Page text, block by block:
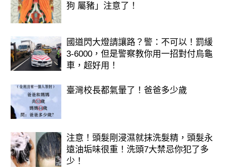
屬馬女
行，所以比較會享福，同時她們也最能
吃苦，生肖馬的女人命中有「右弼」吉
星庇佑，所以結婚之後能夠給家裡帶來
源源不斷的財氣，助益老公陞官發財，
全家富貴連連，喜事一樁又一樁找上門
來、定會招財進寶。
狗 屬豬」注意了！
國道閃大燈請讓路？警：不可以！罰緩
3-6000，但是警察教你用一招對付烏龜
車，超好用！
臺灣校長都氣暈了！爸爸多少歲
注意！頭髮剛浸濕就抹洗髮精，頭髮永
遠油垢味很重！洗頭7大禁忌你犯了多
少！